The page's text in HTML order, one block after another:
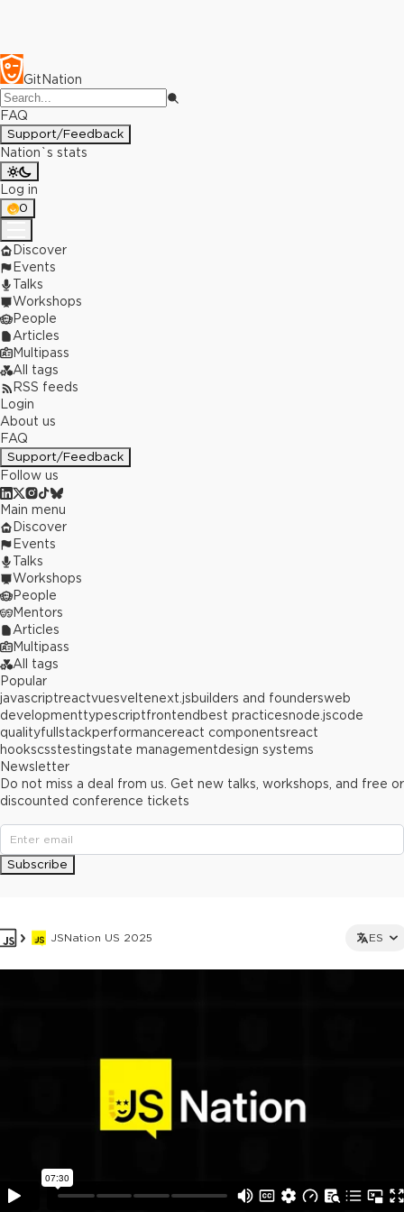
GitNation
FAQ
Support/Feedback
Nation`s stats
Log in
0
Discover
Events
Talks
Workshops
People
Articles
Multipass
All tags
RSS feeds
Login
About us
FAQ
Support/Feedback
Follow us
JSNation US 2025 ES
Main menu
Discover
Events
Talks
Workshops
People
Mentors
Articles
Multipass
All tags
Popular
javascriptreactvuesveltenext.jsbuilders and foundersweb
developmenttypescriptfrontend best practicesnode.jscode
qualityfullstackperformancereact componentsreact
hookscsstestingstate managementdesign systems
Newsletter
Do not miss a deal from us. Get new talks, workshops, and free or
discounted conference tickets
Subscribe